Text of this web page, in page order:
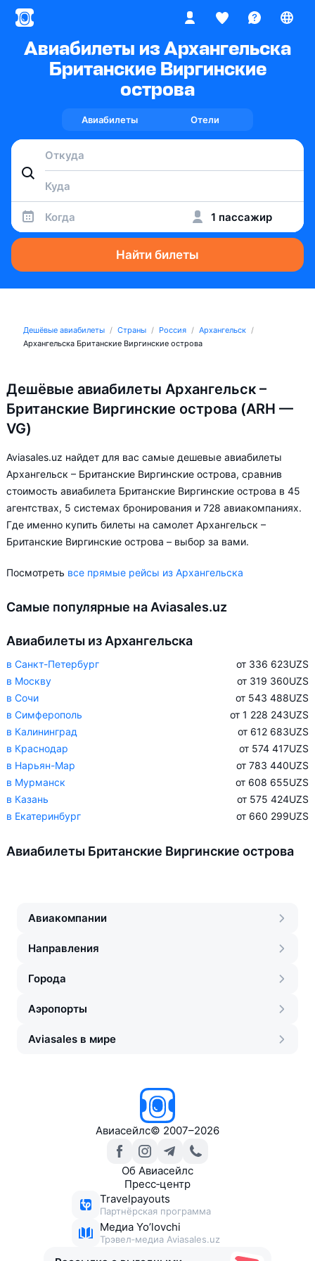
Авиабилеты из Архангельска
Британские Виргинские
острова
Авиабилеты Отели
Когда 1 пассажир
Найти билеты
Дешёвые авиабилеты Страны Россия
Архангельск
Архангельска Британские Виргинские острова
Дешёвые авиабилеты Архангельск –
Британские Виргинские острова (ARH —
VG)
Aviasales.uz найдет для вас самые дешевые авиабилеты
Архангельск – Британские Виргинские острова, сравнив
стоимость авиабилета Британские Виргинские острова в 45
агентствах, 5 системах бронирования и 728 авиакомпаниях.
Где именно купить билеты на самолет Архангельск –
Британские Виргинские острова – выбор за вами.
Посмотреть все прямые рейсы из Архангельска
Самые популярные на Aviasales.uz
Авиабилеты из Архангельска
в Санкт-Петербург от 336 623UZS
в Москву
от 319 360UZS
в Сочи
от 543 488UZS
в Симферополь
от 1 228 243UZS
в Калининград
от 612 683UZS
в Краснодар
от 574 417UZS
в Нарьян-Мар
от 783 440UZS
в Мурманск
от 608 655UZS
в Казань
от 575 424UZS
в Екатеринбург
от 660 299UZS
Авиабилеты Британские Виргинские острова
Авиакомпании
Направления
Города
Аэропорты
Aviasales в мире
Авиасейлс© 2007–2026
Об Авиасейлс
Пресс‑центр
Travelpayouts
Партнёрская программа
Медиа Yo’lovchi
Трэвел‑медиа Aviasales.uz